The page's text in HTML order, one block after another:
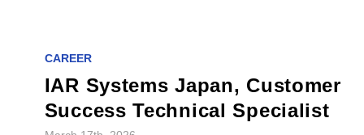
IAR Systems Japan, Customer
Success Technical Specialist
March 17th, 2026